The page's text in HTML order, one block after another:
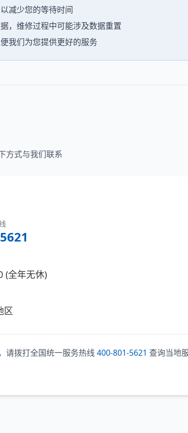
减少您的等待时间
，维修过程中可能涉及数据重置
我们为您提供更好的服务
方式与我们联系
(全年无休)
区
请拨打全国统一服务热线400-801-5621 查询当地